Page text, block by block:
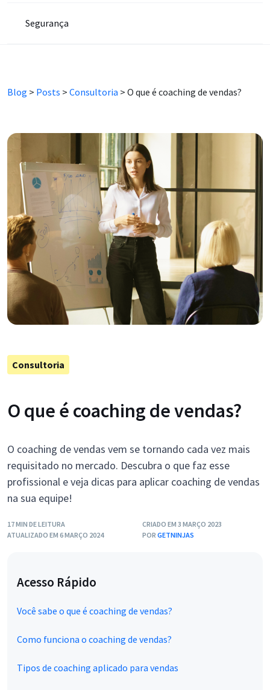
Segurança
Blog > Posts > Consultoria > O que é coaching de vendas?
Consultoria
O que é coaching de vendas?
O coaching de vendas vem se tornando cada vez mais
requisitado no mercado. Descubra o que faz esse
profissional e veja dicas para aplicar coaching de vendas
na sua equipe!
17 MIN DE LEITURA
CRIADO EM 3 MARÇO 2023
ATUALIZADO EM 6 MARÇO 2024
POR GETNINJAS
Acesso Rápido
Você sabe o que é coaching de vendas?
Como funciona o coaching de vendas?
Tipos de coaching aplicado para vendas